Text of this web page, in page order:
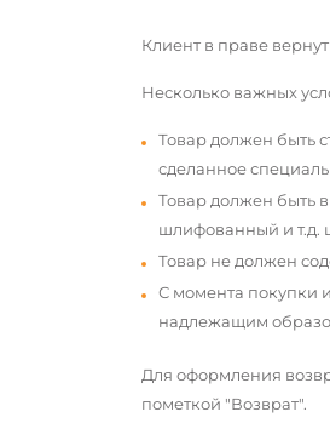
Клиент в праве
Несколько важных
Товар должен быть
сделанное
Товар должен быть
шлифованный и т.д.
Товар не должен
С момента покупки
надлежащим
Для оформления
пометкой "Возврат".